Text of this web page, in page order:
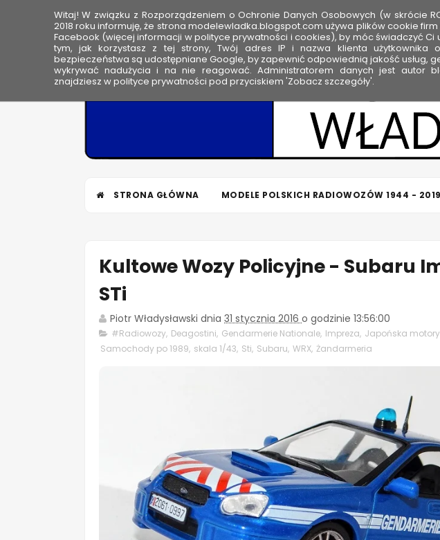
HOME
M
o
d
e
STRONA GŁÓWNA MODELE POLSKICH RADIOWOZÓW 1944 - 2019
Kultowe Wozy Policyjne - Subaru
STi
Piotr Władysławski dnia 31 stycznia 2016o godzinie 13:56:00
#Radiowozy, Deagostini, Gendarmerie Nationale, Impreza, Japońska
Samochody po 1989, skala 1/43, Sti, Subaru, WRX, Żandarmeria
Witaj! W związku z Rozporządzeniem o Ochronie Danych Osobowych (w skrócie
2018 roku informuję, że strona modelewladka.blogspot.com używa plików cookie
Facebook (więcej informacji w polityce prywatności i cookies), by móc świadczyć Ci
tym, jak korzystasz z tej strony, Twój adres IP i nazwa klienta użytkownika
bezpieczeństwa są udostępniane Google, by zapewnić odpowiednią jakość usług,
wykrywać nadużycia i na nie reagować. Administratorem danych jest autor
znajdziesz w polityce prywatności pod przyciskiem 'Zobacz szczegóły'.